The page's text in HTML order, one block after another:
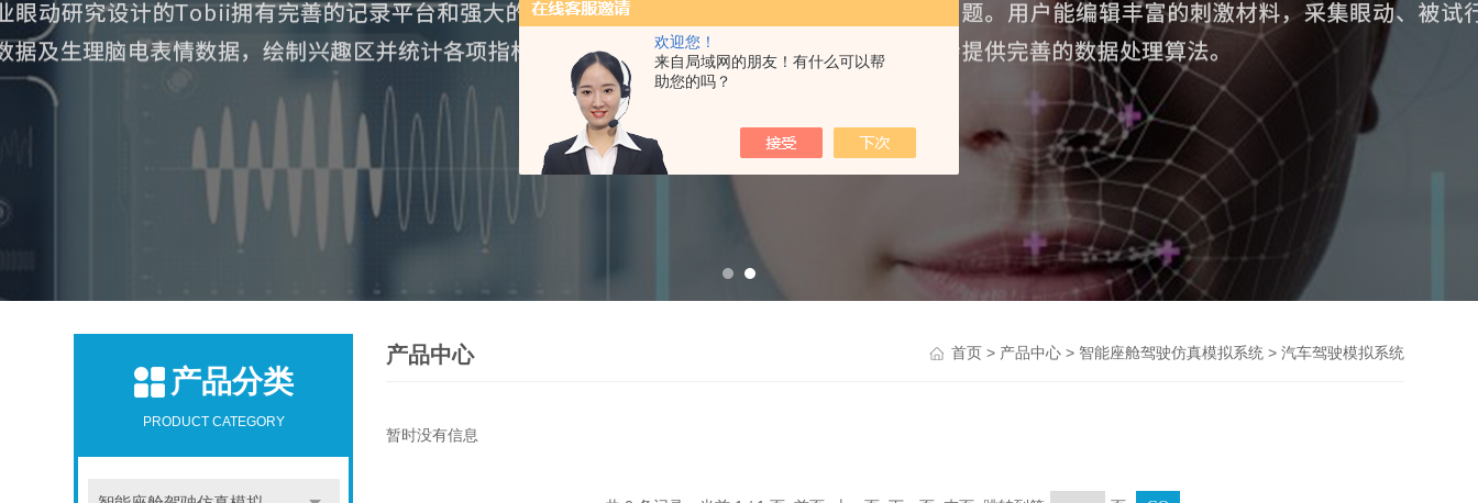
欢迎您！
来自局域网的朋友！有什么可以帮
助您的吗？
产品分类
PRODUCT CATEGORY
产品中心 首页> 产品中心> 智能座舱驾驶仿真模拟系统> 汽车驾驶模拟系统
暂时没有信息